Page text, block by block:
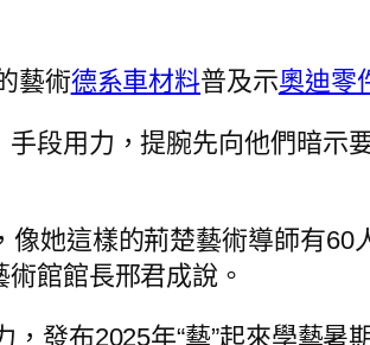
藝術德系車材料普及示奧迪零
段用力，提腕先向他們暗示
她這樣的荊楚藝術導師有60
館館長邢君成說。
發布2025年“藝”起來學藝暑